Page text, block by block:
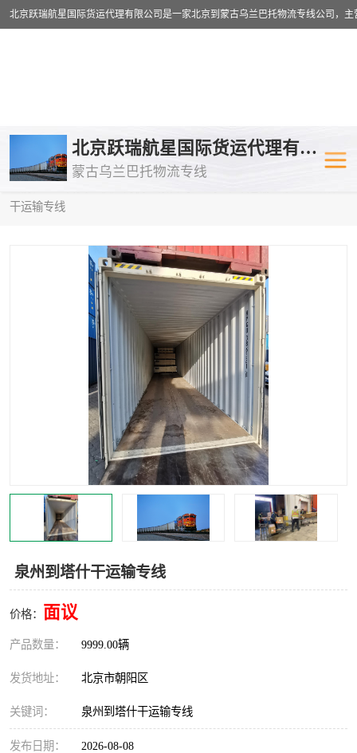
北京跃瑞航星国际货运代理有限公司
蒙古乌兰巴托物流专线
干运输专线
泉州到塔什干运输专线
价格： 面议
产品数量： 9999.00辆
发货地址： 北京市朝阳区
关键词： 泉州到塔什干运输专线
发布日期： 2026-08-08
乌兰巴托物流专线 乌兰巴托铁
乌兰巴托公路运输
中欧班列
蒙古乌兰巴托双清包税
蒙古乌兰巴托空运专线
蒙古乌兰巴托汽运专线
中亚铁路运输